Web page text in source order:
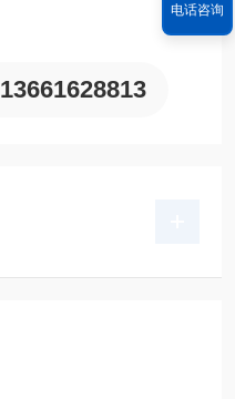
13661628813
电话咨询